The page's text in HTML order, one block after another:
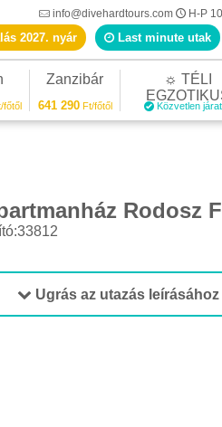
info@divehardtours.com H-P
2027. nyár Last minute utak
Zanzibár
641 290Ft/főtől
☼ TÉLI
Közvetlen
Rodosz
Ugrás az utazás leírásához